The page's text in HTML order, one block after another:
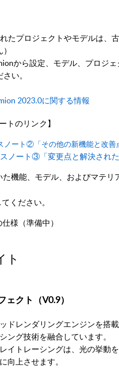
たプロジェクトやモデルは、
から設定、モデル、プロジ
い。
2023.0に関する情報
トのリンク】
ート②「その他の新機能と改善
ノート③「変更点と解決された
機能、モデル、およびマテリ
ください。
仕様 （準備中）
ト
クト（V0.9）
ドレンダリングエンジンを搭
ング技術を融合しています。
イトレーシングは、光の挙動
向上させます。